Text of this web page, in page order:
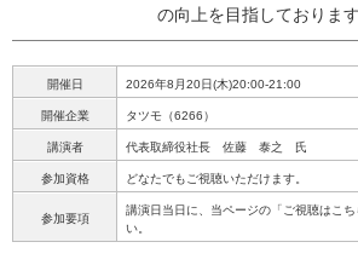
の向上を目指しております
開催日 2026年8月20日(木)20:00-21:00
開催企業 タツモ（6266）
講演者 代表取締役社長 佐藤 泰之 氏
参加資格 どなたでもご視聴いただけます。
参加要項
講演日当日に、当ページの「ご視聴はこ
い。